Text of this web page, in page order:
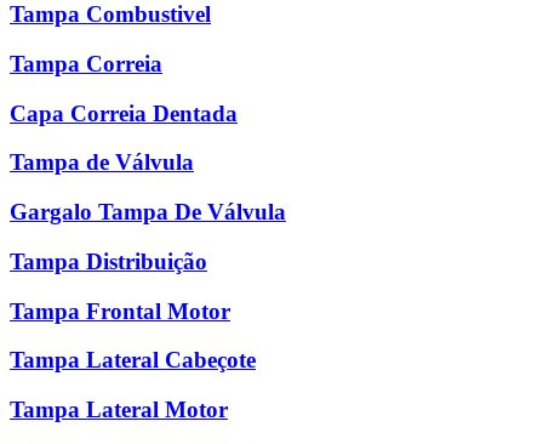
Tampa Combustivel
Tampa Correia
Capa Correia Dentada
Tampa de Válvula
Gargalo Tampa De Válvula
Tampa Distribuição
Tampa Frontal Motor
Tampa Lateral Cabeçote
Tampa Lateral Motor